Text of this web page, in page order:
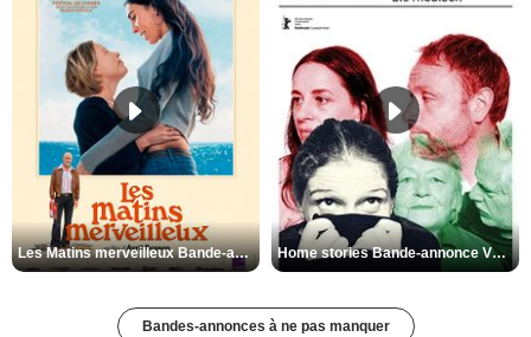
Les Matins merveilleux Bande-annonce VF Home stories Bande-annonce VO STFR
Bandes-annonces à ne pas manquer